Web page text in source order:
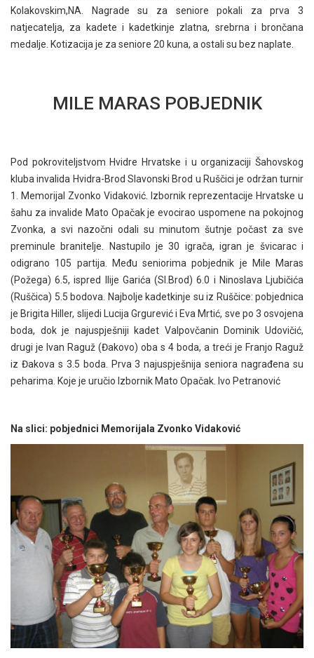
Kolakovskim,NA. Nagrade su za seniore pokali za prva 3
natjecatelja, za kadete i kadetkinje zlatna, srebrna i brončana
medalje. Kotizacija je za seniore 20 kuna, a ostali su bez naplate.
MILE MARAS POBJEDNIK
Pod pokroviteljstvom Hvidre Hrvatske i u organizaciji Šahovskog
kluba invalida Hvidra-Brod Slavonski Brod u Ruščici je održan turnir
1. Memorijal Zvonko Vidaković. Izbornik reprezentacije Hrvatske u
šahu za invalide Mato Opačak je evocirao uspomene na pokojnog
Zvonka, a svi nazočni odali su minutom šutnje počast za sve
preminule branitelje. Nastupilo je 30 igrača, igran je švicarac i
odigrano 105 partija. Među seniorima pobjednik je Mile Maras
(Požega) 6.5, ispred Ilije Garića (Sl.Brod) 6.0 i Ninoslava Ljubičića
(Ruščica) 5.5 bodova. Najbolje kadetkinje su iz Ruščice: pobjednica
je Brigita Hiller, slijedi Lucija Grgurević i Eva Mrtić, sve po 3 osvojena
boda, dok je najuspješniji kadet Valpovčanin Dominik Udovičić,
drugi je Ivan Raguž (Đakovo) oba s 4 boda, a treći je Franjo Raguž
iz Đakova s 3.5 boda. Prva 3 najuspješnija seniora nagrađena su
peharima. Koje je uručio Izbornik Mato Opačak. Ivo Petranović
Na slici: pobjednici Memorijala Zvonko Vidaković